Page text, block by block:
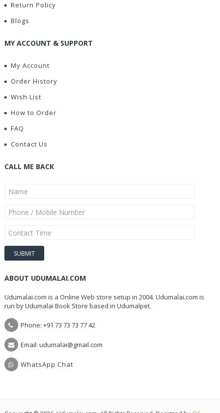
Return Policy
Blogs
MY ACCOUNT & SUPPORT
My Account
Order History
Wish List
How to Order
FAQ
Contact Us
CALL ME BACK
ABOUT UDUMALAI.COM
Udumalai.com is a Online Web store setup in 2004. Udumalai.com is
run by Udumalai Book Store based in Udumalpet.
Phone: +91 73 73 73 77 42
Email: udumalai@gmail.com
WhatsApp Chat